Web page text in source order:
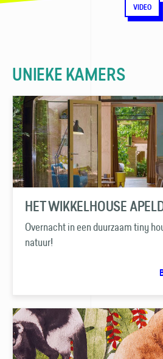
VIDEO
UNIEKE KAMERS
HET WIKKELHOUSE
Overnacht in een duurzaam tiny
natuur!